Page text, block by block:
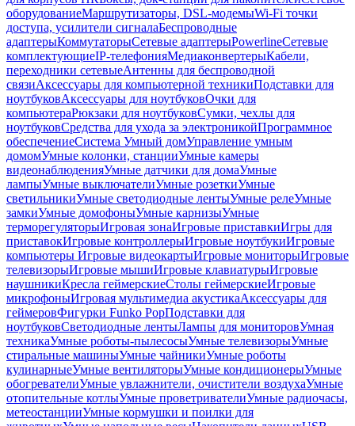
оборудованиеМаршрутизаторы, DSL-модемыWi-Fi точки
доступа, усилители сигналаБеспроводные
адаптерыКоммутаторыСетевые адаптерыPowerlineСетевые
комплектующиеIP-телефонияМедиаконвертерыКабели,
переходники сетевыеАнтенны для беспроводной
связиАксессуары для компьютерной техникиПодставки для
ноутбуковАксессуары для ноутбуковОчки для
компьютераРюкзаки для ноутбуковСумки, чехлы для
ноутбуковСредства для ухода за электроникойПрограммное
обеспечениеСистема Умный домУправление умным
домомУмные колонки, станцииУмные камеры
видеонаблюденияУмные датчики для домаУмные
лампыУмные выключателиУмные розеткиУмные
светильникиУмные светодиодные лентыУмные релеУмные
замкиУмные домофоныУмные карнизыУмные
терморегуляторыИгровая зонаИгровые приставкиИгры для
приставокИгровые контроллерыИгровые ноутбукиИгровые
компьютеры Игровые видеокартыИгровые мониторыИгровые
телевизорыИгровые мышиИгровые клавиатурыИгровые
наушникиКресла геймерскиеСтолы геймерскиеИгровые
микрофоныИгровая мультимедиа акустикаАксессуары для
геймеровФигурки Funko PopПодставки для
ноутбуковСветодиодные лентыЛампы для мониторовУмная
техникаУмные роботы-пылесосыУмные телевизорыУмные
стиральные машиныУмные чайникиУмные роботы
кулинарныеУмные вентиляторыУмные кондиционерыУмные
обогревателиУмные увлажнители, очистители воздухаУмные
отопительные котлыУмные проветривателиУмные радиочасы,
метеостанцииУмные кормушки и поилки для